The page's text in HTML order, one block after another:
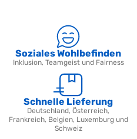
Soziales Wohlbefinden
Inklusion, Teamgeist und Fairness
Schnelle Lieferung
Deutschland, Österreich,
Frankreich, Belgien, Luxemburg und
Schweiz